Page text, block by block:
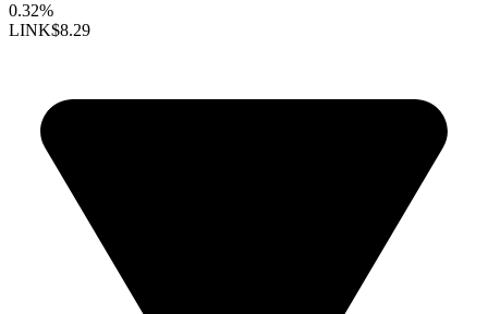
0.32%
LINK$8.29